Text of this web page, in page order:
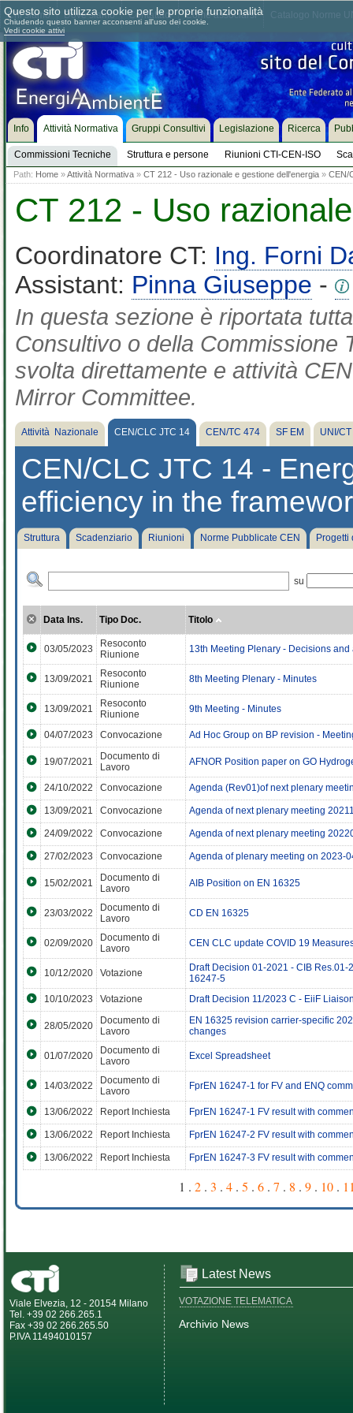
Chi siamo Dove siamo Contattaci Come associarsi
Info Attività Normativa
Commissioni Tecniche Struttura e persone Riunioni CTI-CEN-ISO
Gruppi Consultivi Legislazione Ricerca
Path: Home »Attività Normativa » CT 212 - Uso razionale e gestione dell'energia » CEN/
CT 212 - Uso
Coordinatore CT: Ing. Forni
Assistant: Pinna Giuseppe -
In questa sezione è riportata
Consultivo o della Commissione
svolta direttamente e attività
Mirror Committee.
Attività Nazionale CEN/CLC JTC 14 CEN/TC 474 SF EM UNI/
CEN/CLC JTC 14 -
efficiency in the
Struttura Scadenziario Riunioni Norme Pubblicate CEN Progetti
su
Data Ins. Tipo Doc. Titolo
03/05/2023
Resoconto
Riunione
13th Meeting Plenary - Decisions and
13/09/2021
Resoconto
Riunione
8th Meeting Plenary - Minutes
13/09/2021
Resoconto
Riunione
9th Meeting - Minutes
04/07/2023 Convocazione Ad Hoc Group on BP revision -
19/07/2021
Documento di
Lavoro
AFNOR Position paper on GO
24/10/2022 Convocazione Agenda (Rev01)of next plenary
13/09/2021 Convocazione Agenda of next plenary meeting
24/09/2022 Convocazione Agenda of next plenary meeting
27/02/2023 Convocazione Agenda of plenary meeting on 2023-
15/02/2021
Documento di
Lavoro
AIB Position on EN 16325
23/03/2022
Documento di
Lavoro
CD EN 16325
02/09/2020
Documento di
Lavoro
CEN CLC update COVID 19
10/12/2020 Votazione
Draft Decision 01-2021 - CIB
16247-5
10/10/2023
Votazione Draft Decision 11/2023 C - EiiF
28/05/2020
Documento di
Lavoro
EN 16325 revision carrier-specific
changes
01/07/2020
Documento di
Lavoro
Excel Spreadsheet
14/03/2022
Documento di
Lavoro
FprEN 16247-1 for FV and ENQ
13/06/2022 Report Inchiesta FprEN 16247-1 FV result with
13/06/2022 Report Inchiesta FprEN 16247-2 FV result with
13/06/2022 Report Inchiesta FprEN 16247-3 FV result with
1 . 2 . 3 . 4 . 5 . 6 . 7 . 8 . 9 . 10 .
Viale Elvezia, 12 - 20154 Milano
Tel. +39 02 266.265.1
Fax +39 02 266.265.50
P.IVA 11494010157
Latest News
VOTAZIONE TELEMATICA
Archivio News
Questo sito utilizza cookie per le proprie funzionalità
Chiudendo questo banner acconsenti all'uso dei cookie.
Vedi cookie attivi